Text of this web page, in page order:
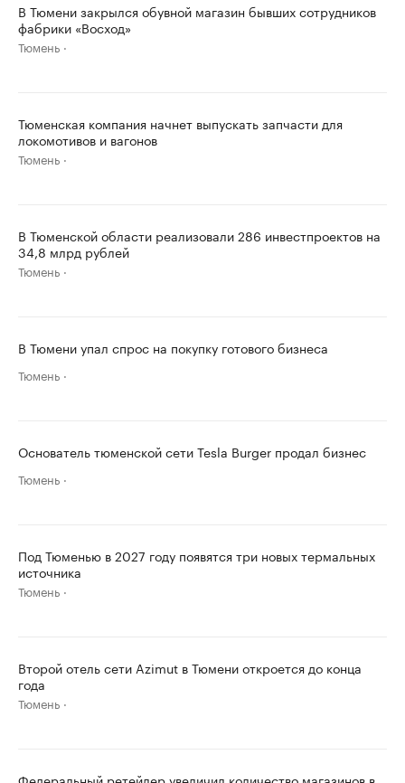
В Тюмени закрылся обувной магазин бывших сотрудников
фабрики «Восход»
Тюмень
Тюменская компания начнет выпускать запчасти для
локомотивов и вагонов
Тюмень
В Тюменской области реализовали 286 инвестпроектов на
34,8 млрд рублей
Тюмень
В Тюмени упал спрос на покупку готового бизнеса
Тюмень
Основатель тюменской сети Tesla Burger продал бизнес
Тюмень
Под Тюменью в 2027 году появятся три новых термальных
источника
Тюмень
Второй отель сети Azimut в Тюмени откроется до конца
года
Тюмень